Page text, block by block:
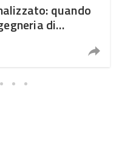
quando
di